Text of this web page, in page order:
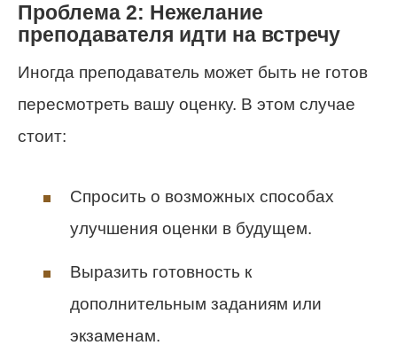
Проблема 2: Нежелание
преподавателя идти на встречу
Иногда преподаватель может быть не готов
пересмотреть вашу оценку. В этом случае
стоит:
Спросить о возможных способах
улучшения оценки в будущем.
Выразить готовность к
дополнительным заданиям или
экзаменам.